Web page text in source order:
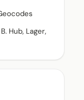
Hub, Lager,